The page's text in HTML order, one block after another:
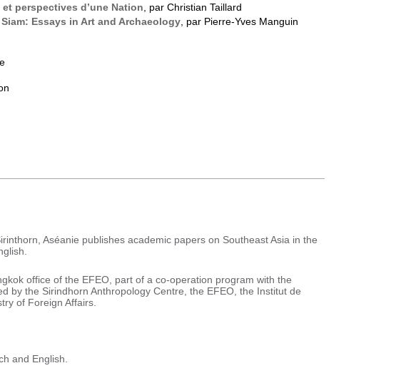
perspectives d’une Nation , par Christian Taillard
Essays in Art and Archaeology , par Pierre-Yves Manguin
Aséanie publishes academic papers on Southeast Asia in the
office of the EFEO, part of a co-operation program with the
by the Sirindhorn Anthropology Centre, the EFEO, the Institut de
of Foreign Affairs.
and English.